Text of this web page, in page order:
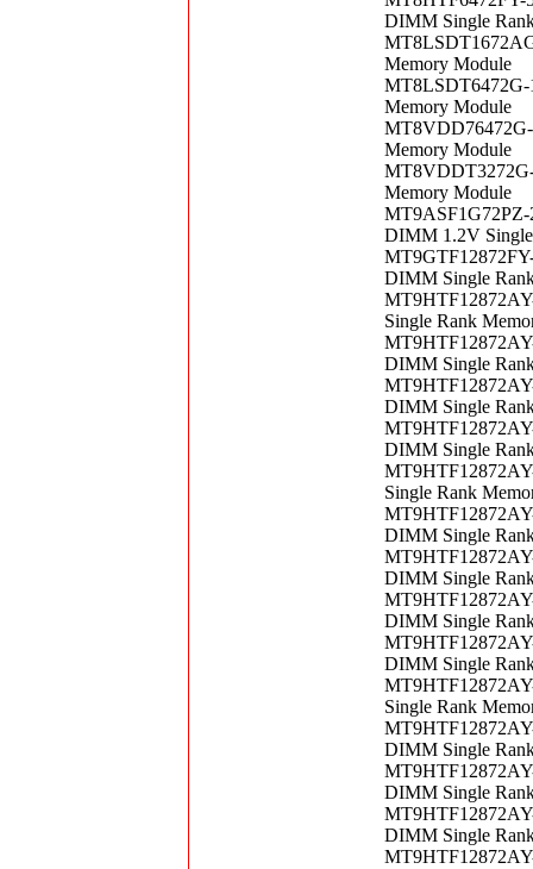
DIMM Single
Memory Module
MT8LSDT6472G-
Memory Module
Memory Module
Memory Module
DIMM 1.2V
DIMM Single
Single Rank
DIMM Single
DIMM Single
DIMM Single
Single Rank
DIMM Single
DIMM Single
DIMM Single
DIMM Single
Single Rank
DIMM Single
DIMM Single
DIMM Single